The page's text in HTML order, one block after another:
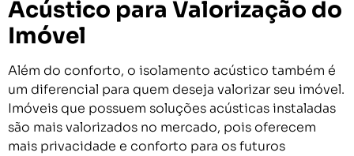
Acústico para Valorização do
Imóvel
Além do conforto, o isolamento acústico também é
um diferencial para quem deseja valorizar seu imóvel.
Imóveis que possuem soluções acústicas instaladas
são mais valorizados no mercado, pois oferecem
mais privacidade e conforto para os futuros